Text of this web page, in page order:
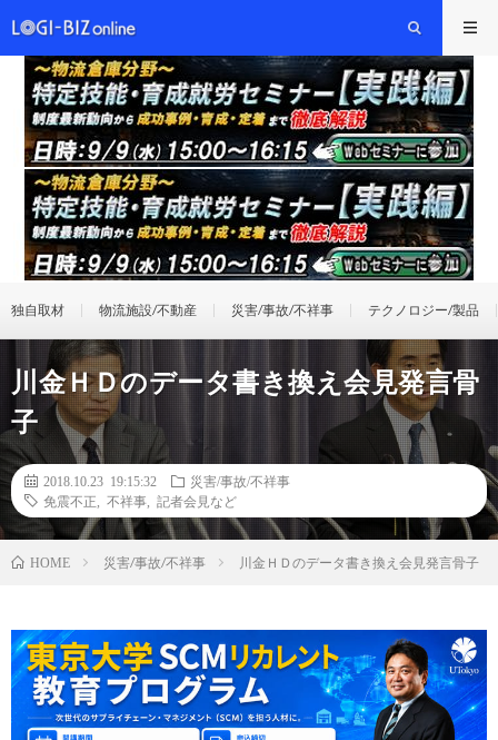
独自取材 物流施設/不動産 災害/事故/不祥事 テクノロジー/製品
川金ＨＤのデータ書き換え会見発言骨
子
2018.10.23 19:15:32
災害/事故/不祥事
免震不正
不祥事 記者会見など
HOME 災害/事故/不祥事 川金ＨＤのデータ書き換え会見発言骨子